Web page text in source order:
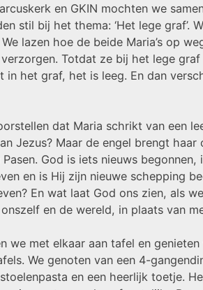
en GKIN mochten we
stil bij het thema: ‘Het lege graf’.
lazen hoe de beide Maria’s op
Totdat ze bij het lege
in het graf, het is leeg. En dan
dat Maria schrikt van een
Jezus? Maar de engel brengt
God is iets nieuws
en is Hij zijn nieuwe schepping
En wat laat God ons zien, als
en de wereld, in plaats van
we met elkaar aan tafel en
We genoten van een 4-
en een heerlijk toetje.